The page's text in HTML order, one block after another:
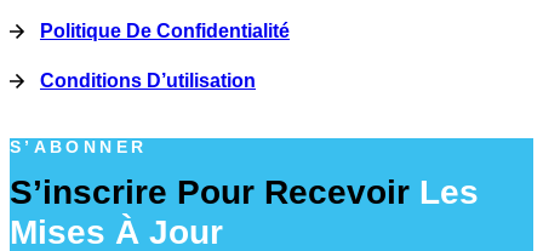
Politique De Confidentialité
Conditions D’utilisation
S’ABONNER
S’inscrire Pour Recevoir Les
Mises À Jour